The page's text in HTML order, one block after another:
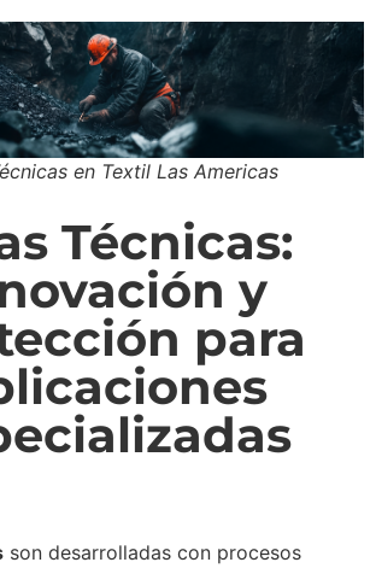
en Textil Las Americas
Técnicas:
y
para
son desarrolladas con procesos